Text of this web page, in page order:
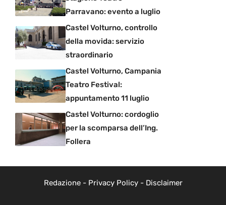
Parravano: evento a luglio
Castel Volturno, controllo
della movida: servizio
straordinario
Castel Volturno, Campania
Teatro Festival:
appuntamento 11 luglio
Castel Volturno: cordoglio
per la scomparsa dell’Ing.
Follera
Redazione- Privacy Policy- Disclaimer